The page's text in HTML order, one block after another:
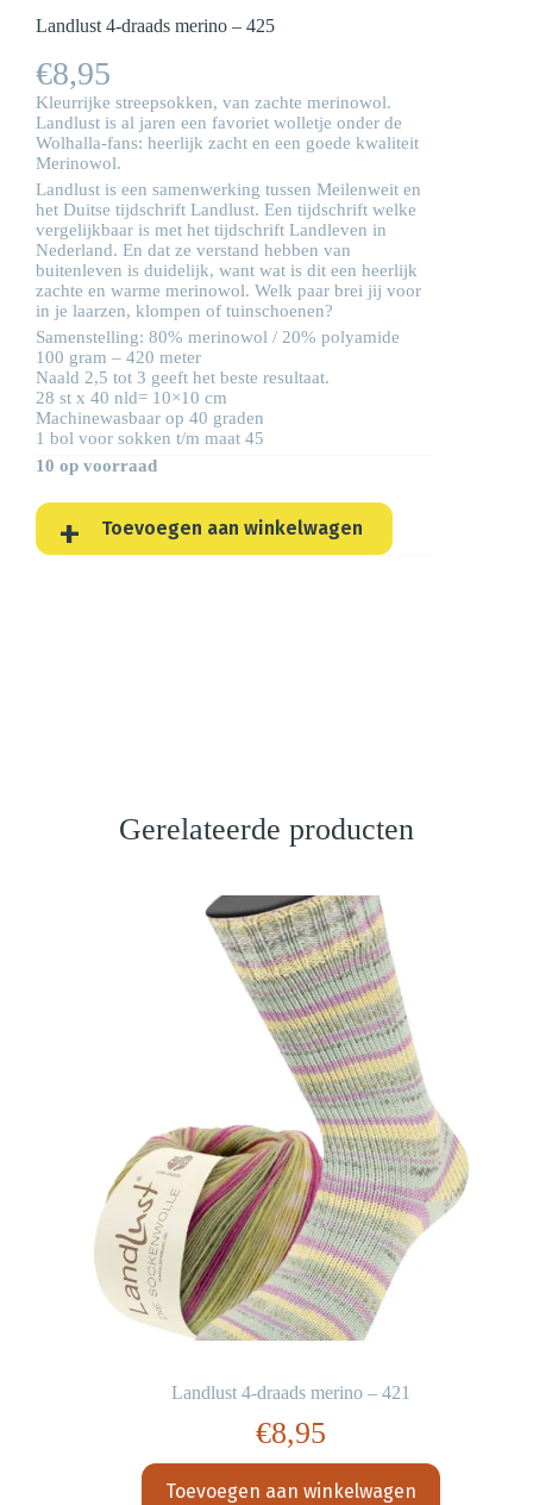
Landlust 4-draads merino – 425
€8,95
Kleurrijke streepsokken, van zachte merinowol.
Landlust is al jaren een favoriet wolletje onder de
Wolhalla-fans: heerlijk zacht en een goede kwaliteit
Merinowol.
Landlust is een samenwerking tussen Meilenweit en
het Duitse tijdschrift Landlust. Een tijdschrift welke
vergelijkbaar is met het tijdschrift Landleven in
Nederland. En dat ze verstand hebben van
buitenleven is duidelijk, want wat is dit een heerlijk
zachte en warme merinowol. Welk paar brei jij voor
in je laarzen, klompen of tuinschoenen?
Samenstelling: 80% merinowol / 20% polyamide
100 gram – 420 meter
Naald 2,5 tot 3 geeft het beste resultaat.
28 st x 40 nld= 10×10 cm
Machinewasbaar op 40 graden
1 bol voor sokken t/m maat 45
10 op voorraad
Toevoegen aan winkelwagen
Gerelateerde producten
Landlust 4-draads merino – 421
€8,95
Toevoegen aan winkelwagen